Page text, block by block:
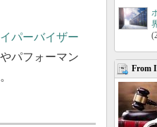
パーバイザー
パフォーマン
From